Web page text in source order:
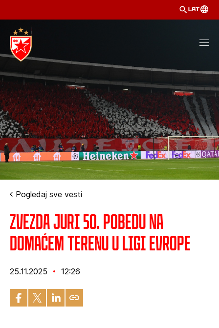
LAT
Pogledaj sve vesti
Zvezda juri 50. pobedu na
domaćem terenu u Ligi Evrope
25.11.2025 12:26